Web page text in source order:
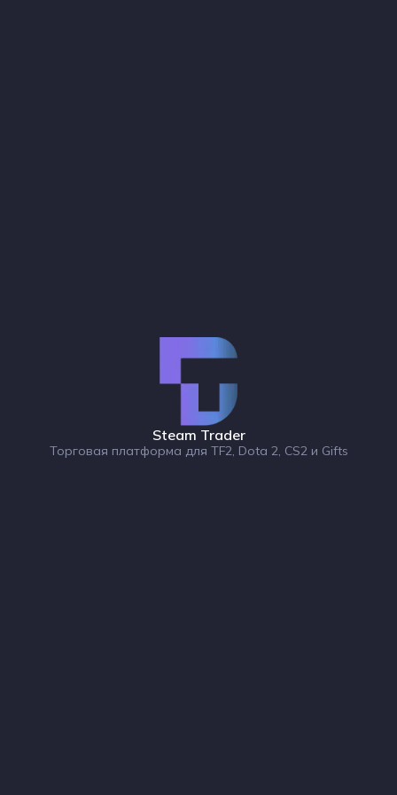
Steam Trader
Торговая платформа для TF2, Dota 2, CS2 и Gifts